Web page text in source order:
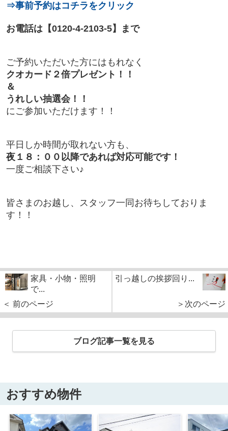
⇒事前予約はコチラをクリック
お電話は【0120-4-2103-5】まで
ご予約いただいた方にはもれなく
クオカード２倍プレゼント！！
＆
うれしい抽選会！！
にご参加いただけます！！
平日しか時間が取れない方も、
夜１８：００以降であれば対応可能です！
一度ご相談下さい♪
皆さまのお越し、スタッフ一同お待ちしておりま
す！！
家具・小物・照明
で...
＜ 前のページ
引っ越しの挨拶回り...
＞次のページ
ブログ記事一覧を見る
おすすめ物件